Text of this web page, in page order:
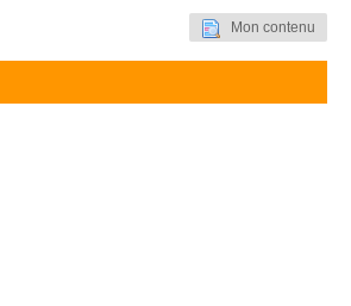
Mon contenu